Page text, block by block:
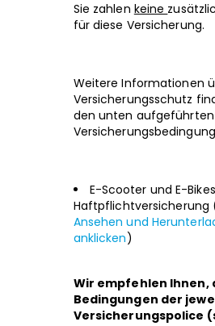
Sie zahlen keine
für diese Versicherung.
Weitere Informationen
Versicherungsschutz
den unten aufgeführten
E-Scooter und E-
Haftpflichtversicherung
Ansehen und
anklicken)
Wir empfehlen Ihnen,
Bedingungen der
Versicherungspolice